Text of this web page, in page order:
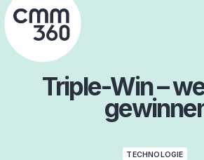
Skip
to
content
Triple-Win –
TECHNOLOGIE